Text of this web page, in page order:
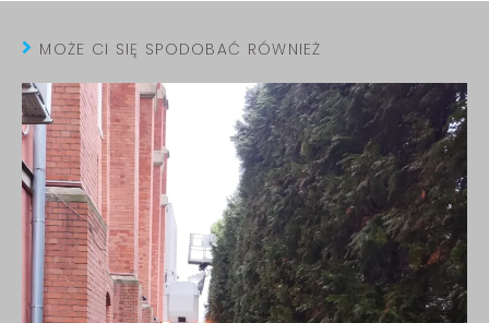
MOŻE CI SIĘ SPODOBAĆ RÓWNIEŻ